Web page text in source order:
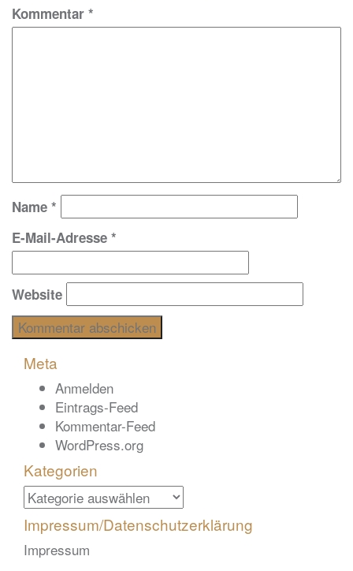
Kommentar *
Name *
E-Mail-Adresse *
Website
Meta
Anmelden
Eintrags-Feed
Kommentar-Feed
WordPress.org
Kategorien
Kategorien
Impressum/Datenschutzerklärung
Impressum